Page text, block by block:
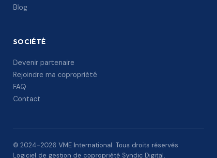
Blog
SOCIÉTÉ
Devenir partenaire
Rejoindre ma copropriété
FAQ
Contact
© 2024–2026 VME International. Tous droits réservés.
Logiciel de gestion de copropriété Syndic Digital.